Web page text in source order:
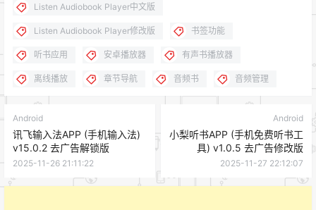
Listen Audiobook Player中文版
Listen Audiobook Player修改版 书签功能
听书应用 安卓播放器 有声书播放器
离线播放 章节导航 音频书 音频管理
Android
讯飞输入法APP (手机输入法)
v15.0.2 去广告解锁版
2025-11-26 21:11:22
Android
小梨听书APP (手机免费听书工
具) v1.0.5 去广告修改版
2025-11-27 22:12:07